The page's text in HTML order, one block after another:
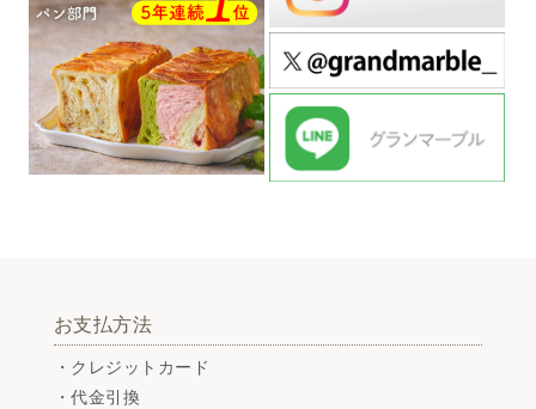
お支払方法
・クレジットカード
・代金引換